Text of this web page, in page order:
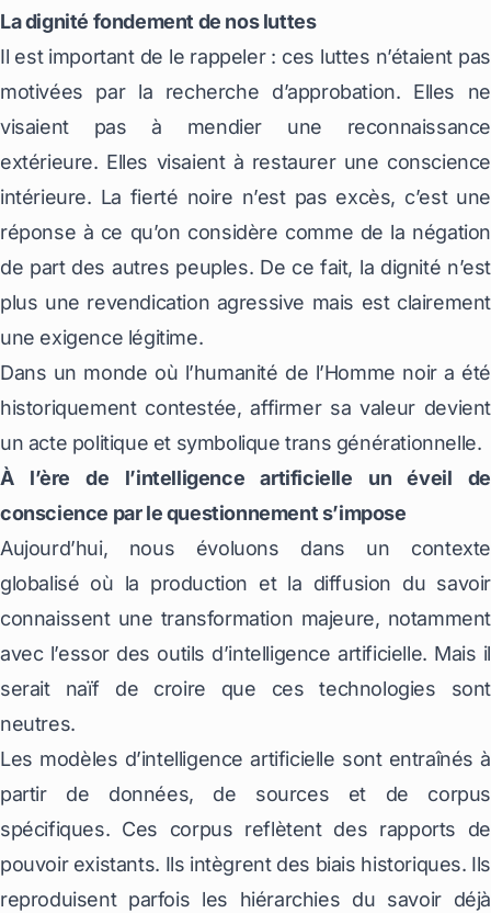
La dignité fondement de nos luttes
Il est important de le rappeler : ces luttes n’étaient pas
motivées par la recherche d’approbation. Elles ne
visaient pas à mendier une reconnaissance
extérieure. Elles visaient à restaurer une conscience
intérieure. La fierté noire n’est pas excès, c’est une
réponse à ce qu’on considère comme de la négation
de part des autres peuples. De ce fait, la dignité n’est
plus une revendication agressive mais est clairement
une exigence légitime.
Dans un monde où l’humanité de l’Homme noir a été
historiquement contestée, affirmer sa valeur devient
un acte politique et symbolique trans générationnelle.
À l’ère de l’intelligence artificielle un éveil de
conscience par le questionnement s’impose
Aujourd’hui, nous évoluons dans un contexte
globalisé où la production et la diffusion du savoir
connaissent une transformation majeure, notamment
avec l’essor des outils d’intelligence artificielle. Mais il
serait naïf de croire que ces technologies sont
neutres.
Les modèles d’intelligence artificielle sont entraînés à
partir de données, de sources et de corpus
spécifiques. Ces corpus reflètent des rapports de
pouvoir existants. Ils intègrent des biais historiques. Ils
reproduisent parfois les hiérarchies du savoir déjà